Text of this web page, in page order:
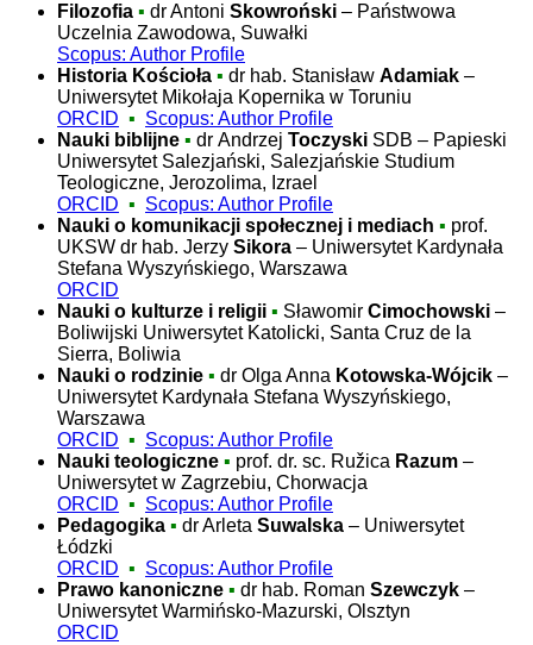
Filozofia ▪ dr Antoni Skowroński – Państwowa
Uczelnia Zawodowa, Suwałki
Scopus: Author Profile
Historia Kościoła ▪ dr hab. Stanisław Adamiak –
Uniwersytet Mikołaja Kopernika w Toruniu
ORCID ▪ Scopus: Author Profile
Nauki biblijne ▪ dr Andrzej Toczyski SDB – Papieski
Uniwersytet Salezjański, Salezjańskie Studium
Teologiczne, Jerozolima, Izrael
ORCID ▪ Scopus: Author Profile
Nauki o komunikacji społecznej i mediach ▪ prof.
UKSW dr hab. Jerzy Sikora – Uniwersytet Kardynała
Stefana Wyszyńskiego, Warszawa
ORCID
Nauki o kulturze i religii ▪ Sławomir Cimochowski –
Boliwijski Uniwersytet Katolicki, Santa Cruz de la
Sierra, Boliwia
Nauki o rodzinie ▪ dr Olga Anna Kotowska-Wójcik –
Uniwersytet Kardynała Stefana Wyszyńskiego,
Warszawa
ORCID ▪ Scopus: Author Profile
Nauki teologiczne ▪ prof. dr. sc. Ružica Razum –
Uniwersytet w Zagrzebiu, Chorwacja
ORCID ▪ Scopus: Author Profile
Pedagogika ▪ dr Arleta Suwalska – Uniwersytet
Łódzki
ORCID ▪ Scopus: Author Profile
Prawo kanoniczne ▪ dr hab. Roman Szewczyk –
Uniwersytet Warmińsko-Mazurski, Olsztyn
ORCID